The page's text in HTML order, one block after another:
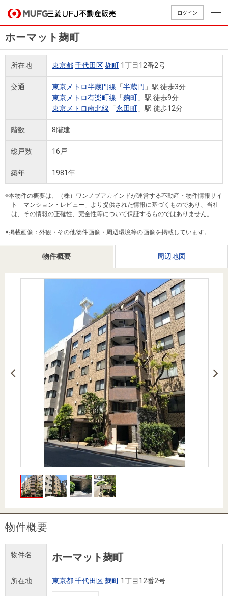
ログイン
買いたいTOP
中古
マン
ショ
ンを
探す
新
中古
一戸
建て
を探
す
投
資
を
探
す
事業
用物
件を
探す
購入向け
サービス
住宅ロー
ンシミュ
レーショ
ン
住まい1プ
ラス（お
役立ちコ
ラム）
暮らしの
税金の本
（電子ブ
ック）
購入ガイ
ド
売りたいTOP
無
査
定
売
相
談
AI
時手
取り
サービス
周辺相場
検索
住まい1プ
ラス（お
役立ちコ
ラム）
住まいと
暮らしの
税金の本
（電子ブ
売却ガイ
ド
店舗案内TOP
店舗のご
案内（首
都圏）
店舗のご
古屋）
店舗のご
西）
会社情報TOP
ごあいさ
つ
会社概
MUFG
経営ビジ
ョン
組織図
役員一
覧
リリース
会社案内
採用情報TOP
新卒採用
情報
キャリア
買いたい
売りたい
会社情報
法人のお客さま
会員ページ
ホーマット麹町
物件概要 周辺地図
所在地 東京都千代田区麹町 1丁目12番2号
交通 東京メトロ半蔵門線 「半蔵門 」駅 徒歩3分
東京メトロ有楽町線 「麹町 」駅 徒歩9分
東京メトロ南北線 「永田町 」駅 徒歩12分
階数 8階建
総戸数 16戸
築年 1981年
※本物件の概要は、（株）ワンノブアカインドが運営する不動産・物件情報サイ
ト「マンション・レビュー」より提供された情報に基づくものであり、当社
は、その情報の正確性、完全性等について保証するものではありません。
※掲載画像：外観・その他物件画像・周辺環境等の画像を掲載しています。
物件概要
物件名 ホーマット麹町
所在地 東京都千代田区麹町 1丁目12番2号